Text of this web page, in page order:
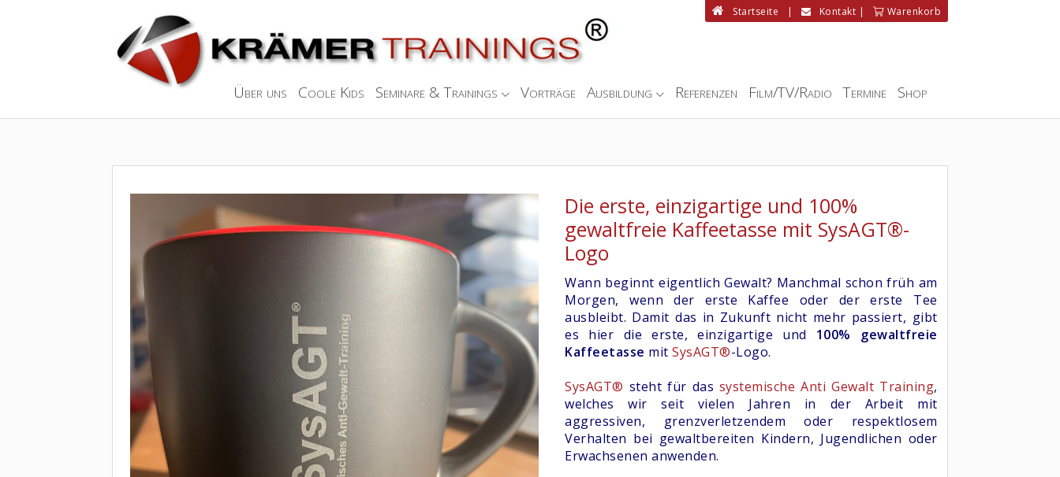
Über uns Coole Kids Seminare & Trainings Vorträge Ausbildung Referenzen Film/TV/Radio Termine Shop
Startseite | Kontakt | Warenkorb
Die erste, einzigartige und 100%
gewaltfreie Kaffeetasse mit SysAGT®-
Logo
Wann beginnt eigentlich Gewalt? Manchmal schon früh am
Morgen, wenn der erste Kaffee oder der erste Tee
ausbleibt. Damit das in Zukunft nicht mehr passiert, gibt
es hier die erste, einzigartige und 100% gewaltfreie
Kaffeetasse mitSysAGT®-Logo.
SysAGT® steht für das systemische Anti Gewalt Training,
welches wir seit vielen Jahren in der Arbeit mit
aggressiven, grenzverletzendem oder respektlosem
Verhalten bei gewaltbereiten Kindern, Jugendlichen oder
Erwachsenen anwenden.